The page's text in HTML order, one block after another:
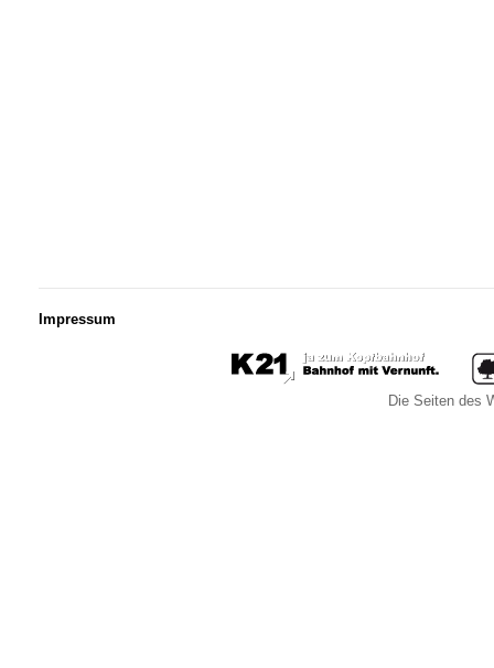
Impressum
Die Seiten des